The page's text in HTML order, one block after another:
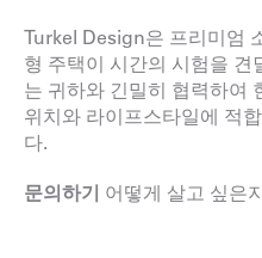
Turkel Design은 프리미엄
형 주택이 시간의 시험을 견
는 귀하와 긴밀히 협력하여
위치와 라이프스타일에 적
다.
문의하기 어떻게 살고 싶은